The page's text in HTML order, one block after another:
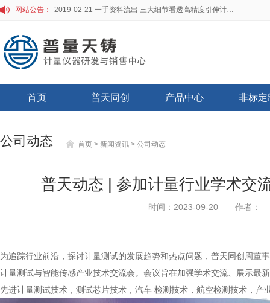
网站公告： 2019-02-21 一手资料流出 三大细节看透高精度引伸计标定仪
首页 普天同创 产品中心 非标定
公司动态 首页 > 新闻资讯 > 公司动态
普天动态 | 参加计量行业学术交
时间：2023-09-20 作者：
为追踪行业前沿，探讨计量测试的发展趋势和热点问题，普天同创周董
计量测试与智能传感产业技术交流会。会议旨在加强学术交流、展示最
先进计量测试技术，测试芯片技术，汽车 检测技术，航空检测技术，产